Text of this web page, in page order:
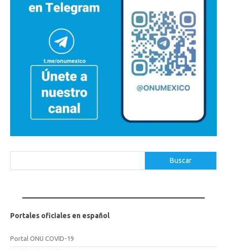
Buscar
Portales oficiales en español
Portal ONU COVID-19